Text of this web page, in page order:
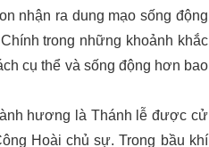
nhận ra dung mạo sống động
trong những khoảnh khắc
cụ thể và sống động hơn bao
hương là Thánh lễ được cử
Hoài chủ sự. Trong bầu khí